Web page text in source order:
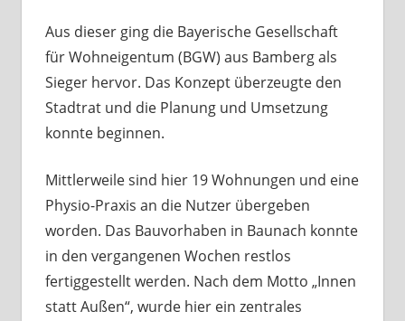
Aus dieser ging die Bayerische Gesellschaft
für Wohneigentum (BGW) aus Bamberg als
Sieger hervor. Das Konzept überzeugte den
Stadtrat und die Planung und Umsetzung
konnte beginnen.
Mittlerweile sind hier 19 Wohnungen und eine
Physio-Praxis an die Nutzer übergeben
worden. Das Bauvorhaben in Baunach konnte
in den vergangenen Wochen restlos
fertiggestellt werden. Nach dem Motto „Innen
statt Außen“, wurde hier ein zentrales